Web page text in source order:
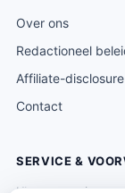
Over ons
Redactioneel
Affiliate-disclosure
Contact
SERVICE &